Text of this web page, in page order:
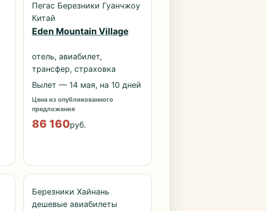
Пегас Березники Гуанчжоу
Китай
Eden Mountain Village
отель, авиабилет,
трансфер, страховка
Вылет — 14 мая, на 10 дней
Цена из опубликованного
предложения
86 160руб.
Березники Хайнань
дешевые авиабилеты